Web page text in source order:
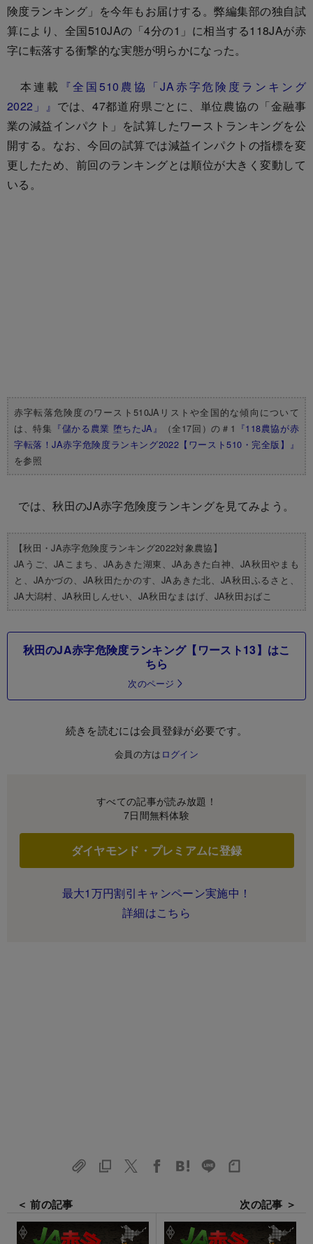
険度ランキング」を今年もお届けする。弊編集部の独自試
算により、全国510JAの「4分の1」に相当する118JAが赤
字に転落する衝撃的な実態が明らかになった。
本連載 『全国510農協「JA赤字危険度ランキング
2022」』 では、47都道府県ごとに、単位農協の「金融事
業の減益インパクト」を試算したワーストランキングを公
開する。なお、今回の試算では減益インパクトの指標を変
更したため、前回のランキングとは順位が大きく変動して
いる。
赤字転落危険度のワースト510JAリストや全国的な傾向について
は、特集 『儲かる農業 堕ちたJA』 （全17回）の＃1 『118農協が赤
字転落！JA赤字危険度ランキング2022【ワースト510・完全版】』
を参照
では、秋田のJA赤字危険度ランキングを見てみよう。
【秋田・JA赤字危険度ランキング2022対象農協】
JAうご、JAこまち、JAあきた湖東、JAあきた白神、JA秋田やまも
と、JAかづの、JA秋田たかのす、JAあきた北、JA秋田ふるさと、
JA大潟村、JA秋田しんせい、JA秋田なまはげ、JA秋田おばこ
秋田のJA赤字危険度ランキング【ワースト13】はこ
ちら
次のページ
続きを読むには会員登録が必要です。
会員の方は ログイン
すべての記事が読み放題！
7日間無料体験
ダイヤモンド・プレミアムに登録
最大1万円割引キャンペーン実施中！
詳細はこちら
＜ 前の記事 次の記事 ＞